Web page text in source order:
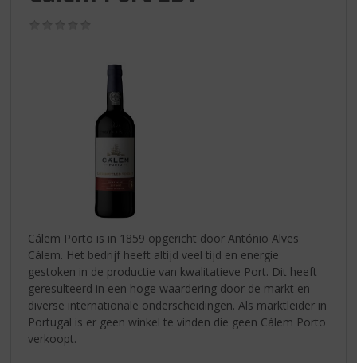
Cálem Porto is in 1859 opgericht door António Alves
Cálem. Het bedrijf heeft altijd veel tijd en energie
gestoken in de productie van kwalitatieve Port. Dit heeft
geresulteerd in een hoge waardering door de markt en
diverse internationale onderscheidingen. Als marktleider in
Portugal is er geen winkel te vinden die geen Cálem Porto
verkoopt.